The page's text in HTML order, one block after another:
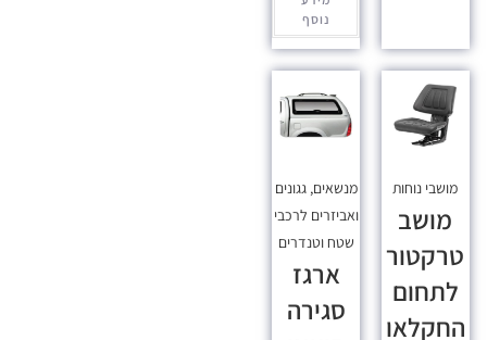
נוסף
מושבי נוחות
מושב
טרקטור
לתחום
החקלאו
מנשאים, גגונים
ואביזרים לרכבי
שטח וטנדרים
ארגז
סגירה